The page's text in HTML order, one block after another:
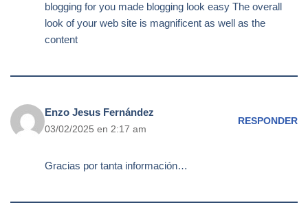
blogging for you made blogging look easy The overall
look of your web site is magnificent as well as the
content
Enzo Jesus Fernández
03/02/2025 en 2:17 am
RESPONDER
Gracias por tanta información…